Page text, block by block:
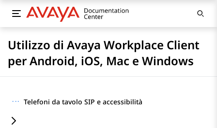
Utilizzo di Avaya Workplace Client
per Android, iOS, Mac e Windows
··· Telefoni da tavolo SIP e accessibilità